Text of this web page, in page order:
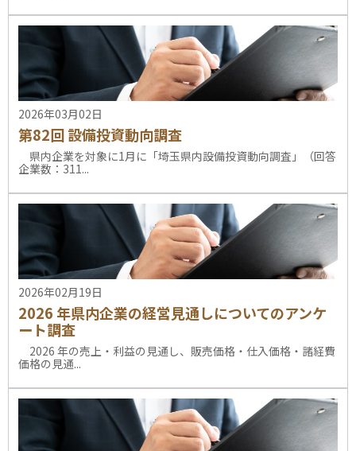
2026年03月02日
第82回 設備投資動向調査
県内企業を対象に1月に「埼玉県内設備投資動向調査」（回答
企業数：311...
2026年02月19日
2026 年県内企業の経営見通しについてのアンケ
ート調査
2026 年の売上・利益の見通し、販売価格・仕入価格・諸経費
価格の見通...